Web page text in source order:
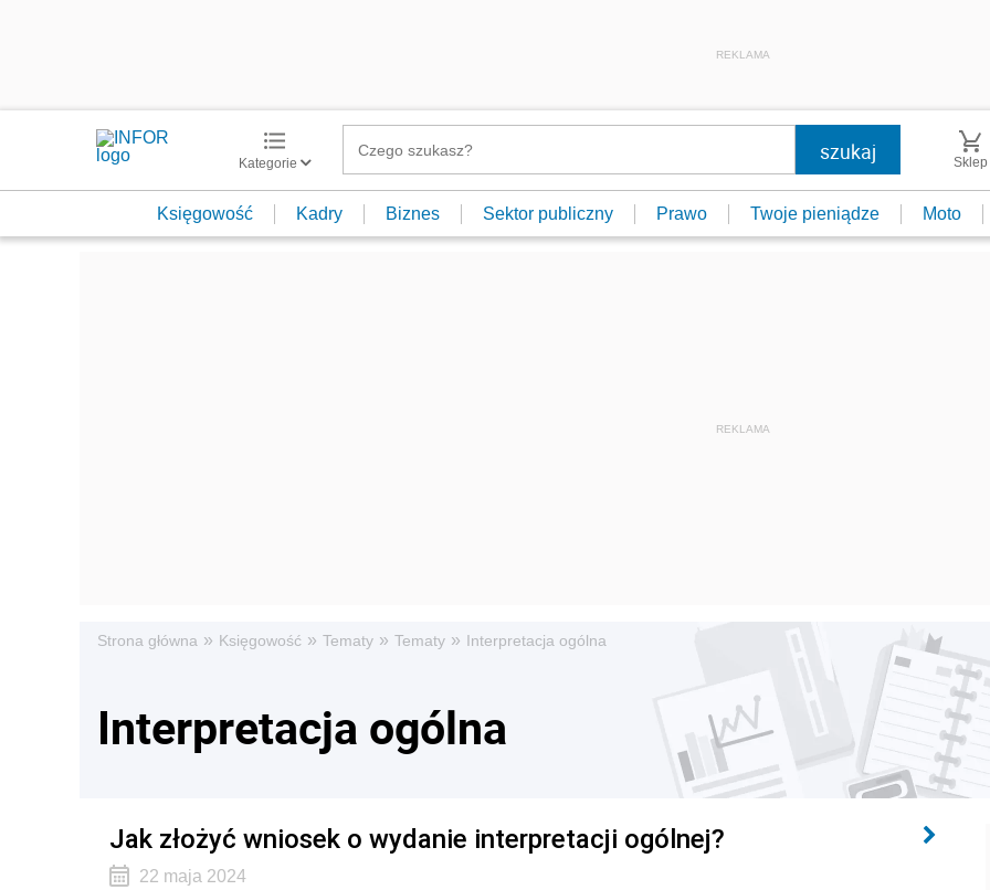
REKLAMA
Kategorie Sklep
Księgowość Kadry Biznes Sektor publiczny Prawo Twoje pieniądze Moto
Strona główna » Księgowość » Tematy » Tematy » Interpretacja ogólna
Interpretacja ogólna
Jak złożyć wniosek o wydanie interpretacji ogólnej?
22 maja 2024